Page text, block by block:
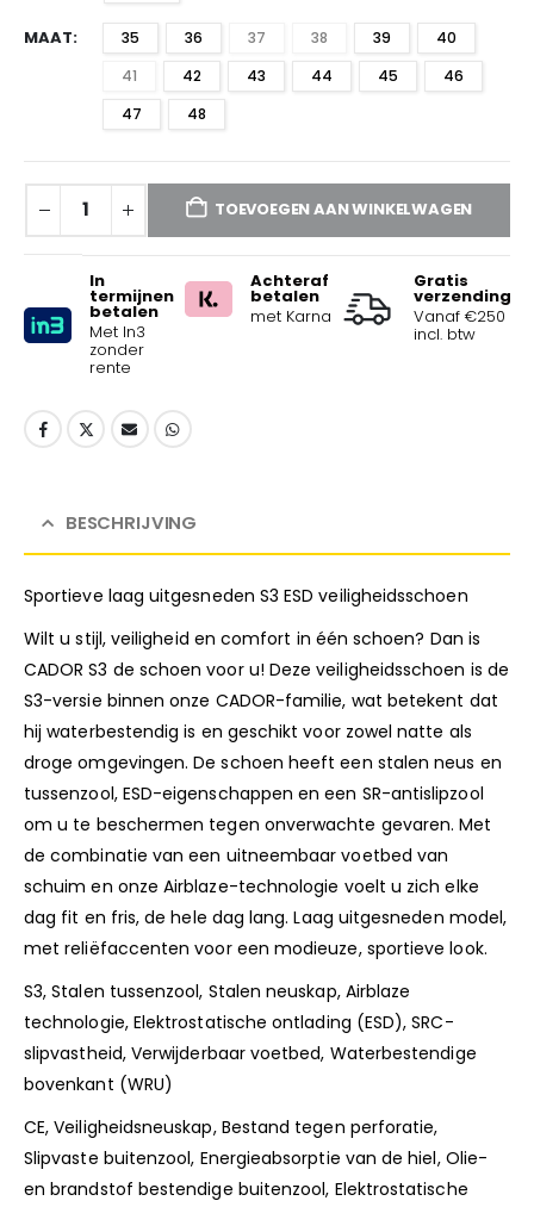
MAAT 35 36 37 38 39
40
41
42 43 44 45
46
47
48
TOEVOEGEN AAN WINKELWAGEN
In
termijnen
betalen
Met In3
zonder
rente
Achteraf
betalen
met Karna
Gratis
verzending
Vanaf €250
incl. btw
BESCHRIJVING
Sportieve laag uitgesneden S3 ESD veiligheidsschoen
Wilt u stijl, veiligheid en comfort in één schoen? Dan is
CADOR S3 de schoen voor u! Deze veiligheidsschoen is de
S3-versie binnen onze CADOR-familie, wat betekent dat
hij waterbestendig is en geschikt voor zowel natte als
droge omgevingen. De schoen heeft een stalen neus en
tussenzool, ESD-eigenschappen en een SR-antislipzool
om u te beschermen tegen onverwachte gevaren. Met
de combinatie van een uitneembaar voetbed van
schuim en onze Airblaze-technologie voelt u zich elke
dag fit en fris, de hele dag lang. Laag uitgesneden model,
met reliëfaccenten voor een modieuze, sportieve look.
S3, Stalen tussenzool, Stalen neuskap, Airblaze
technologie, Elektrostatische ontlading (ESD), SRC-
slipvastheid, Verwijderbaar voetbed, Waterbestendige
bovenkant (WRU)
CE, Veiligheidsneuskap, Bestand tegen perforatie,
Slipvaste buitenzool, Energieabsorptie van de hiel, Olie-
en brandstof bestendige buitenzool, Elektrostatische